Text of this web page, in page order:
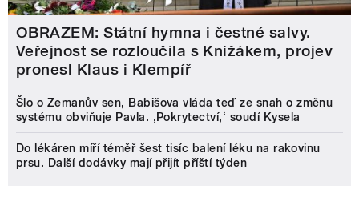
OBRAZEM: Státní hymna i čestné salvy.
Veřejnost se rozloučila s Knížákem, projev
pronesl Klaus i Klempíř
Šlo o Zemanův sen, Babišova vláda teď ze snah o změnu
systému obviňuje Pavla. ‚Pokrytectví,‘ soudí Kysela
Do lékáren míří téměř šest tisíc balení léku na rakovinu
prsu. Další dodávky mají přijít příští týden